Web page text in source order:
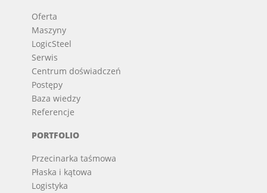
Oferta
Maszyny
LogicSteel
Serwis
Centrum doświadczeń
Postępy
Baza wiedzy
Referencje
PORTFOLIO
Przecinarka taśmowa
Płaska i kątowa
Logistyka